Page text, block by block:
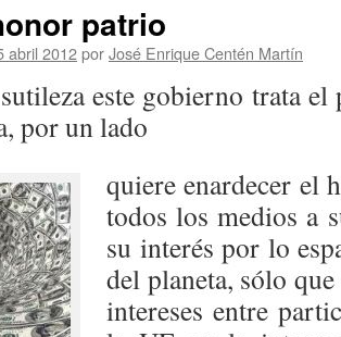
patrio
abril 2012porJosé Enrique Centén Martín
este gobierno trata el
por un lado
quiere enardecer el
todos los medios a
su interés por lo
del planeta, sólo
intereses entre